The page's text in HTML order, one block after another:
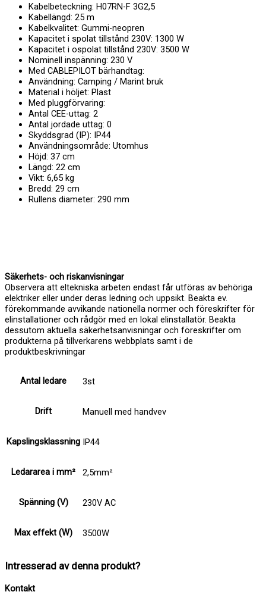
Kabelbeteckning: H07RN-F 3G2,5
Kabellängd: 25 m
Kabelkvalitet: Gummi-neopren
Kapacitet i spolat tillstånd 230V: 1300 W
Kapacitet i ospolat tillstånd 230V: 3500 W
Nominell inspänning: 230 V
Med CABLEPILOT bärhandtag:
Användning: Camping / Marint bruk
Material i höljet: Plast
Med pluggförvaring:
Antal CEE-uttag: 2
Antal jordade uttag: 0
Skyddsgrad (IP): IP44
Användningsområde: Utomhus
Höjd: 37 cm
Längd: 22 cm
Vikt: 6,65 kg
Bredd: 29 cm
Rullens diameter: 290 mm
Säkerhets- och riskanvisningar
Observera att eltekniska arbeten endast får utföras av behöriga
elektriker eller under deras ledning och uppsikt. Beakta ev.
förekommande avvikande nationella normer och föreskrifter för
elinstallationer och rådgör med en lokal elinstallatör. Beakta
dessutom aktuella säkerhetsanvisningar och föreskrifter om
produkterna på tillverkarens webbplats samt i de
produktbeskrivningar
Antal ledare 3st
Drift Manuell med handvev
Kapslingsklassning IP44
Ledararea i mm² 2,5mm²
Spänning (V) 230V AC
Max effekt (W) 3500W
Intresserad av denna produkt?
Kontakt